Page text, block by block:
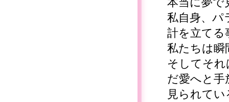
私自身、パ
計を立てる
私たちは瞬
そしてそ
だ愛へと
見られて